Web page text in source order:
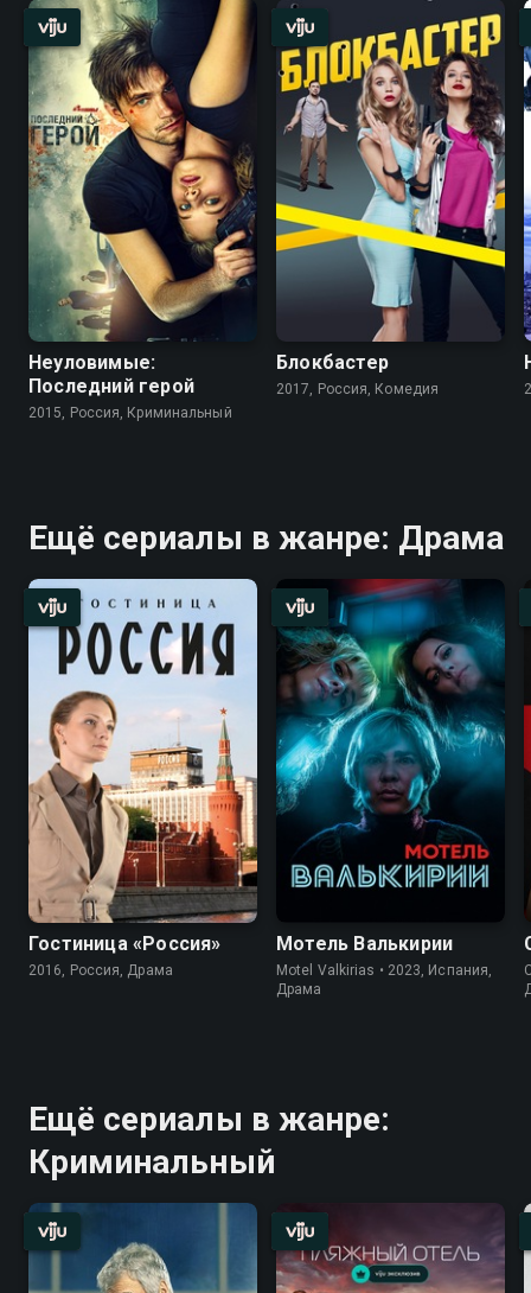
Неуловимые:
Последний герой
2015, Россия, Криминальный
Блокбастер
2017, Россия, Комедия
Ещё сериалы в жанре: Драма
Гостиница «Россия»
2016, Россия, Драма
Мотель Валькирии
Motel Valkirias • 2023, Испания,
Драма
Ещё сериалы в жанре:
Криминальный